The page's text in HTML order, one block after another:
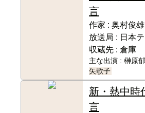
言
作家 : 奥村俊雄
放送局 : 日本
収蔵先 : 倉庫
主な出演 : 榊原
矢歌子
新・熱中時
言